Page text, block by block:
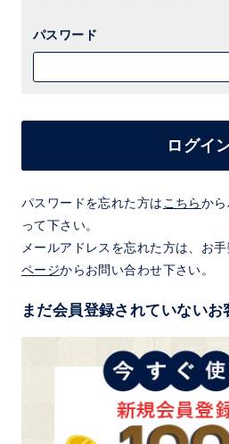
パスワード
ログイ
パスワードを忘れた方は こちらか
って下さい。
メールアドレスを忘れた方は、お手
ページからお問い合わせ下さい。
まだ会員登録されていないお